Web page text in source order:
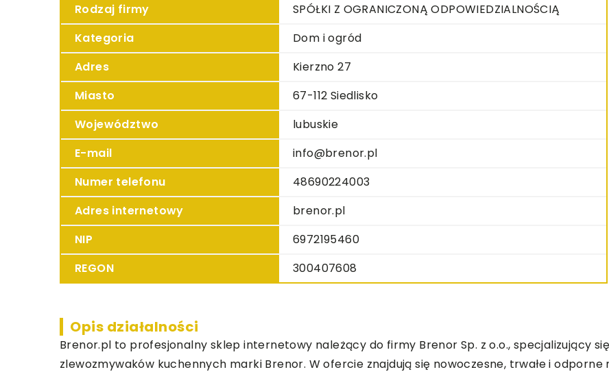
Rodzaj firmy
SPÓŁKI Z OGRANICZONĄ ODPOWIEDZIALNOŚCIĄ
Kategoria
Dom i ogród
Adres
Kierzno 27
Miasto
67-112 Siedlisko
Województwo
lubuskie
E-mail
info@brenor.pl
Numer telefonu
48690224003
Adres internetowy
brenor.pl
NIP
6972195460
REGON
300407608
Opis działalności
Brenor.pl to profesjonalny sklep internetowy należący do firmy Brenor Sp. z o.o., specjalizujący
zlewozmywaków kuchennych marki Brenor. W ofercie znajdują się nowoczesne, trwałe i